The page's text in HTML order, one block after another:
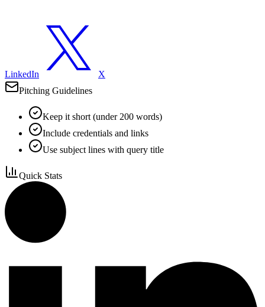
LinkedIn
X
Pitching Guidelines
Keep it short (under 200 words)
Include credentials and links
Use subject lines with query title
Quick Stats